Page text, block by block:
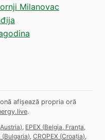
Milanovac
afișează propria oră
.
Austria) EPEX (Belgia, Franța,
(Bulgaria) CROPEX (Croația)